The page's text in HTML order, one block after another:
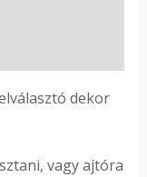
dekor
vagy ajtóra